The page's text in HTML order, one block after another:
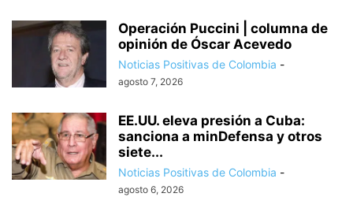
Operación Puccini | columna de
opinión de Óscar Acevedo
Noticias Positivas de Colombia -
agosto 7, 2026
EE.UU. eleva presión a Cuba:
sanciona a minDefensa y otros
siete...
Noticias Positivas de Colombia -
agosto 6, 2026